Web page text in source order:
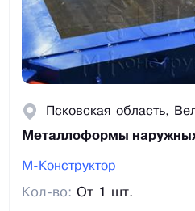
Псковская область,
Металлоформы
М-Конструктор
Кол-во: От 1 шт.